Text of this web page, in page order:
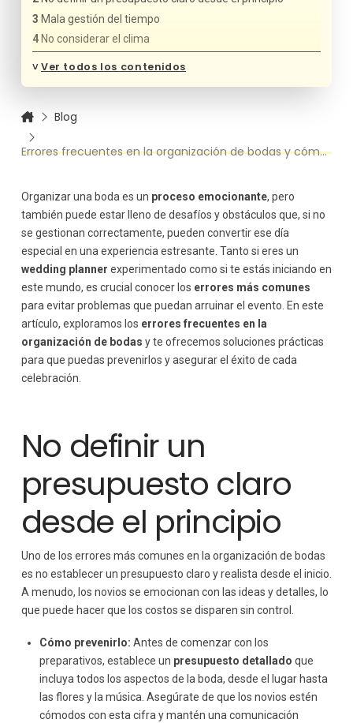
Mala gestión del tiempo
No considerar el clima
Falta de atención al detalle
No coordinar bien con el equipo de fotografía y video
˅Ver todos los contenidos
Blog
Errores frecuentes en la organización de bodas y cómo prevenirlos
Organizar una boda es un proceso emocionante, pero
también puede estar lleno de desafíos y obstáculos que, si no
se gestionan correctamente, pueden convertir ese día
especial en una experiencia estresante. Tanto si eres un
wedding planner experimentado como si te estás iniciando en
este mundo, es crucial conocer los errores más comunes
para evitar problemas que puedan arruinar el evento. En este
artículo, exploramos los errores frecuentes en la
organización de bodas y te ofrecemos soluciones prácticas
para que puedas prevenirlos y asegurar el éxito de cada
celebración.
No definir un
presupuesto claro
desde el principio
Uno de los errores más comunes en la organización de bodas
es no establecer un presupuesto claro y realista desde el inicio.
A menudo, los novios se emocionan con las ideas y detalles, lo
que puede hacer que los costos se disparen sin control.
Cómo prevenirlo: Antes de comenzar con los
preparativos, establece un presupuesto detallado que
incluya todos los aspectos de la boda, desde el lugar hasta
las flores y la música. Asegúrate de que los novios estén
cómodos con esta cifra y mantén una comunicación